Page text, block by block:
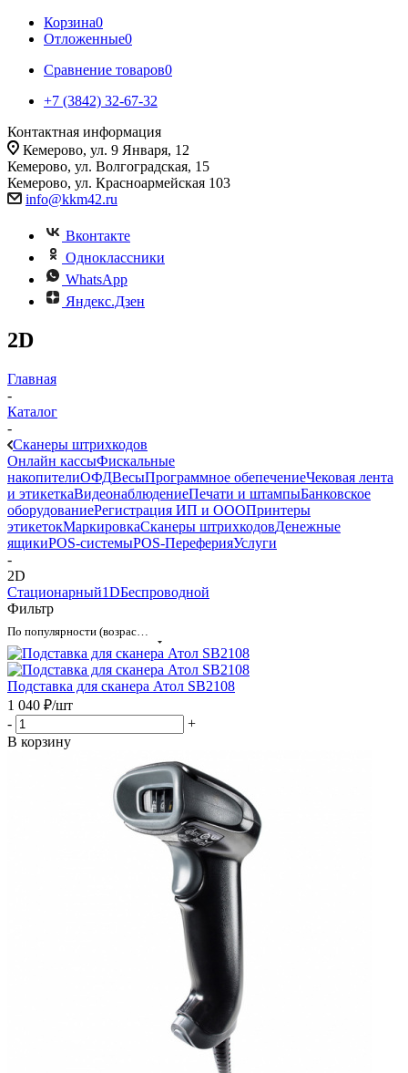
Корзина0
Отложенные0
Сравнение товаров0
+7 (3842) 32-67-32
Контактная информация
Кемерово, ул. 9 Января, 12
Кемерово, ул. Волгоградская, 15
Кемерово, ул. Красноармейская 103
info@kkm42.ru
Вконтакте
Одноклассники
WhatsApp
Яндекс.Дзен
2D
Главная
-
Каталог
-
Сканеры штрихкодов
Онлайн кассыФискальные
накопителиОФДВесыПрограммное обепечениеЧековая лента
и этикеткаВидеонаблюдениеПечати и штампыБанковское
оборудованиеРегистрация ИП и ОООПринтеры
этикетокМаркировкаСканеры штрихкодовДенежные
ящикиPOS-системыPOS-ПереферияУслуги
-
2D
Стационарный1DБеспроводной
Фильтр
Подставка для сканера Атол SB2108
1 040 ₽/шт
-
+
В корзину